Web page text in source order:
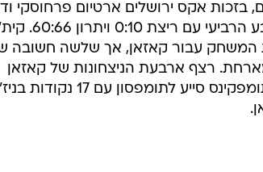
בזכות אקס ירושלים ארטיום פרחוסקי
תומפסון (23 נקודות בסך הכול), הובילה למהפך ברבע הרביעי עם ריצת 0:10 ויתרון
ניסה להציל את המשחק עבור קאזאן, אך שלשה חשובה
רצף ארבעת הניצחונות של קאזאן
נעצר, והיא תודח מהמפעל אם ז'לגיריס תנצח. טריי תומפקינס סייע לתומפסון עם